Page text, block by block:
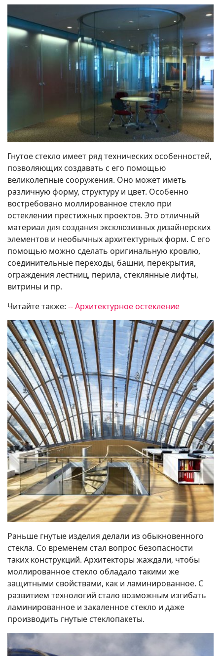
Гнутое стекло имеет ряд технических особенностей,
позволяющих создавать с его помощью
великолепные сооружения. Оно может иметь
различную форму, структуру и цвет. Особенно
востребовано моллированное стекло при
остеклении престижных проектов. Это отличный
материал для создания эксклюзивных дизайнерских
элементов и необычных архитектурных форм. С его
помощью можно сделать оригинальную кровлю,
соединительные переходы, башни, перекрытия,
ограждения лестниц, перила, стеклянные лифты,
витрины и пр.
Читайте также: -- Архитектурное остекление
Раньше гнутые изделия делали из обыкновенного
стекла. Со временем стал вопрос безопасности
таких конструкций. Архитекторы жаждали, чтобы
моллированное стекло обладало такими же
защитными свойствами, как и ламинированное. С
развитием технологий стало возможным изгибать
ламинированное и закаленное стекло и даже
производить гнутые стеклопакеты.